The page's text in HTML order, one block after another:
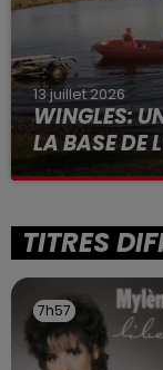
13 juillet 2026
WINGLES:
LA BASE DE
La victime a
TITRES
7h57
7h57